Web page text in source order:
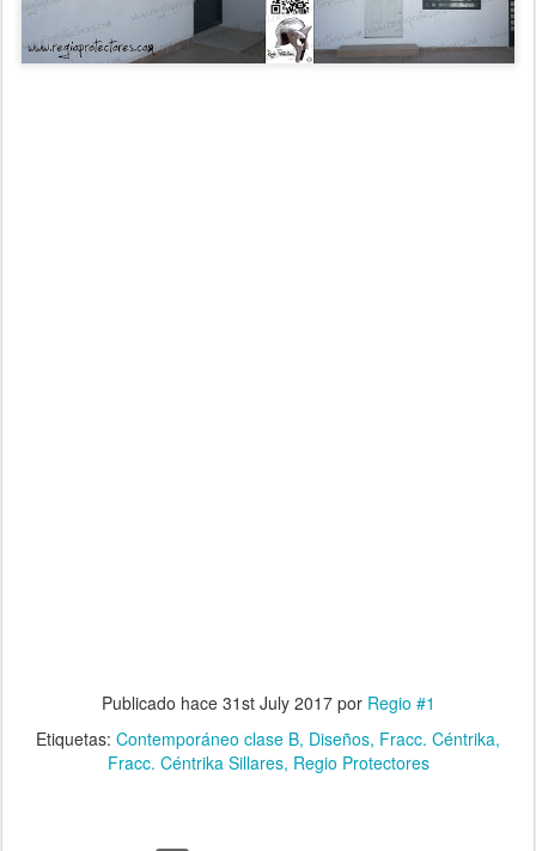
Publicado hace 31st July 2017por Regio #1
Etiquetas: Contemporáneo clase B Diseños Fracc. Céntrika
Fracc. Céntrika Sillares Regio Protectores